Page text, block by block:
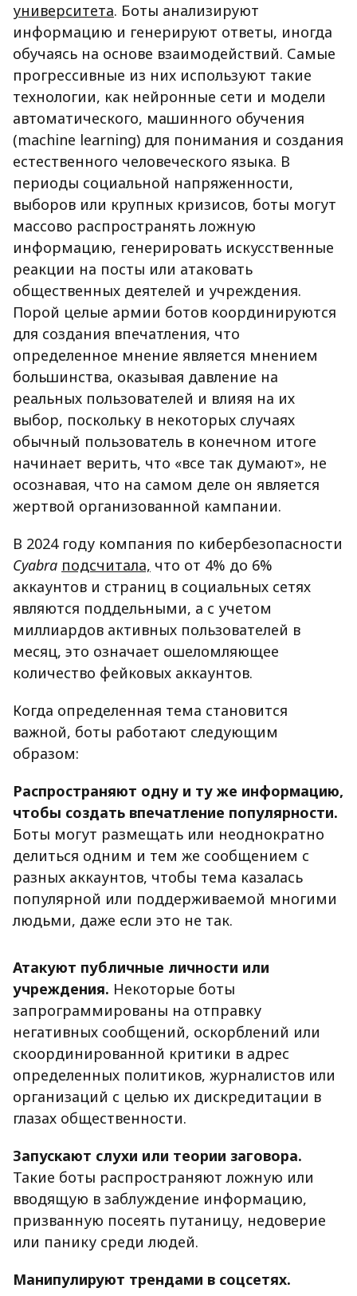
университета. Боты анализируют
информацию и генерируют ответы, иногда
обучаясь на основе взаимодействий. Самые
прогрессивные из них используют такие
технологии, как нейронные сети и модели
автоматического, машинного обучения
(machine learning) для понимания и создания
естественного человеческого языка. В
периоды социальной напряженности,
выборов или крупных кризисов, боты могут
массово распространять ложную
информацию, генерировать искусственные
реакции на посты или атаковать
общественных деятелей и учреждения.
Порой целые армии ботов координируются
для создания впечатления, что
определенное мнение является мнением
большинства, оказывая давление на
реальных пользователей и влияя на их
выбор, поскольку в некоторых случаях
обычный пользователь в конечном итоге
начинает верить, что «все так думают», не
осознавая, что на самом деле он является
жертвой организованной кампании.
В 2024 году компания по кибербезопасности
Cyabra подсчитала, что от 4% до 6%
аккаунтов и страниц в социальных сетях
являются поддельными, а с учетом
миллиардов активных пользователей в
месяц, это означает ошеломляющее
количество фейковых аккаунтов.
Когда определенная тема становится
важной, боты работают следующим
образом:
Распространяют одну и ту же информацию,
чтобы создать впечатление популярности.
Боты могут размещать или неоднократно
делиться одним и тем же сообщением с
разных аккаунтов, чтобы тема казалась
популярной или поддерживаемой многими
людьми, даже если это не так.
Атакуют публичные личности или
учреждения. Некоторые боты
запрограммированы на отправку
негативных сообщений, оскорблений или
скоординированной критики в адрес
определенных политиков, журналистов или
организаций с целью их дискредитации в
глазах общественности.
Запускают слухи или теории заговора.
Такие боты распространяют ложную или
вводящую в заблуждение информацию,
призванную посеять путаницу, недоверие
или панику среди людей.
Манипулируют трендами в соцсетях.